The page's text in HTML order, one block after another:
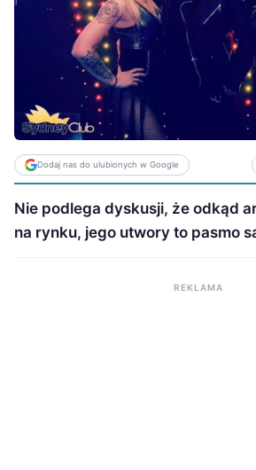
Dodaj nas do ulubionych w Google
Nie podlega dyskusji, że odkąd
na rynku, jego utwory to pasmo
REKLAMA